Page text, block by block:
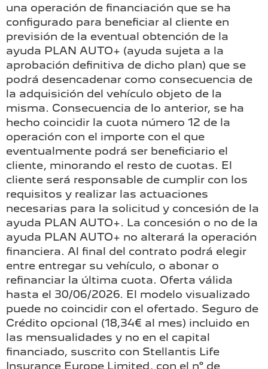
una operación de financiación que se ha
configurado para beneficiar al cliente en
previsión de la eventual obtención de la
ayuda PLAN AUTO+ (ayuda sujeta a la
aprobación definitiva de dicho plan) que se
podrá desencadenar como consecuencia de
la adquisición del vehículo objeto de la
misma. Consecuencia de lo anterior, se ha
hecho coincidir la cuota número 12 de la
operación con el importe con el que
eventualmente podrá ser beneficiario el
cliente, minorando el resto de cuotas. El
cliente será responsable de cumplir con los
requisitos y realizar las actuaciones
necesarias para la solicitud y concesión de la
ayuda PLAN AUTO+. La concesión o no de la
ayuda PLAN AUTO+ no alterará la operación
financiera. Al final del contrato podrá elegir
entre entregar su vehículo, o abonar o
refinanciar la última cuota. Oferta válida
hasta el 30/06/2026. El modelo visualizado
puede no coincidir con el ofertado. Seguro de
Crédito opcional (18,34€ al mes) incluido en
las mensualidades y no en el capital
financiado, suscrito con Stellantis Life
Insurance Europe Limited, con el nº de